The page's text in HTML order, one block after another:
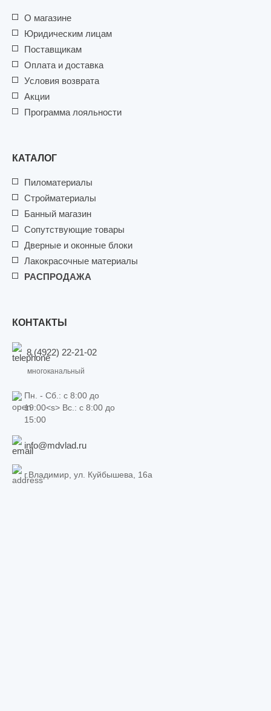
О магазине
Юридическим лицам
Поставщикам
Оплата и доставка
Условия возврата
Акции
Программа лояльности
КАТАЛОГ
Пиломатериалы
Стройматериалы
Банный магазин
Сопутствующие товары
Дверные и оконные блоки
Лакокрасочные материалы
РАСПРОДАЖА
КОНТАКТЫ
8 (4922) 22-21-02
многоканальный
Пн. - Сб.: c 8:00 до
19:00<s> Вс.: c 8:00 до
15:00
info@mdvlad.ru
г.Владимир, ул. Куйбышева, 16а